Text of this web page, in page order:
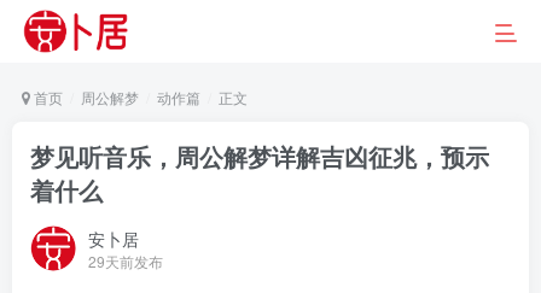
首页 周公解梦 动作篇 正文
梦见听音乐，周公解梦详解吉凶征兆，预示
着什么
安卜居
29天前发布